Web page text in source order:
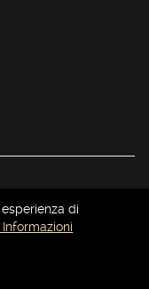
di
Informazioni